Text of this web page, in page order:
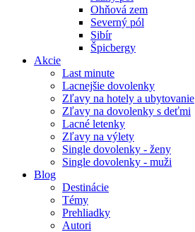
Ohňová zem
Severný pól
Sibír
Špicbergy
Akcie
Last minute
Lacnejšie dovolenky
Zľavy na hotely a ubytovanie
Zľavy na dovolenky s deťmi
Lacné letenky
Zľavy na výlety
Single dovolenky - ženy
Single dovolenky - muži
Blog
Destinácie
Témy
Prehliadky
Autori